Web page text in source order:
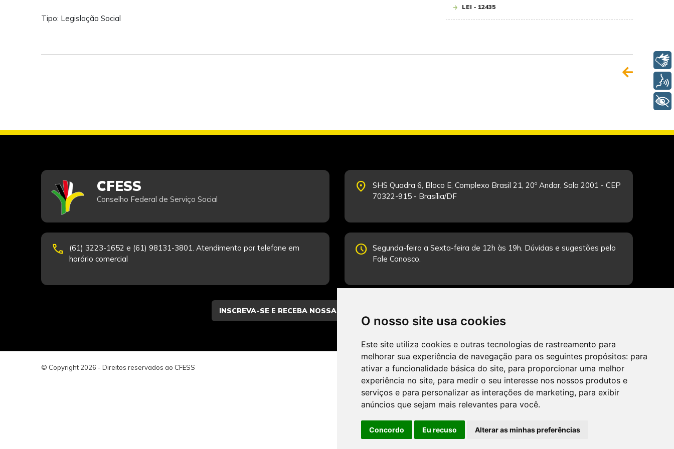
O nosso site usa cookies
Este site utiliza cookies e outras tecnologias de rastreamento para
melhorar sua experiência de navegação para os seguintes propósitos: para
ativar a funcionalidade básica do site, para proporcionar uma melhor
experiência no site, para medir o seu interesse nos nossos produtos e
serviços e para personalizar as interações de marketing, para exibir
anúncios que sejam mais relevantes para você.
Concordo Eu recuso Alterar as minhas preferências
Tipo: Legislação Social
LEI - 12435
CFESS
Conselho Federal de Serviço Social
place
SHS Quadra 6, Bloco E, Complexo Brasil 21, 20º Andar, Sala 2001 - CEP
70322-915 - Brasília/DF
phone
(61) 3223-1652 e (61) 98131-3801. Atendimento por telefone em
horário comercial
schedule Segunda-feira a Sexta-feira de 12h às 19h. Dúvidas e sugestões pelo
Fale Conosco.
© Copyright 2026 - Direitos reservados ao CFESS